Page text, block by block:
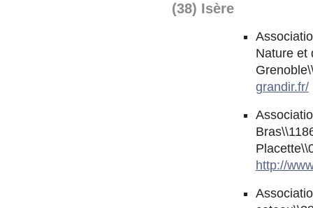
(38) Isère
Nature et
grandir.fr/
http://